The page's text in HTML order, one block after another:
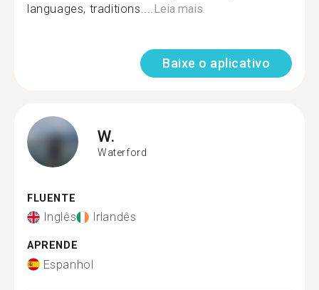
languages, traditions.... Leia mais
Baixe o aplicativo
W.
Waterford
FLUENTE
Inglês Irlandês
APRENDE
Espanhol